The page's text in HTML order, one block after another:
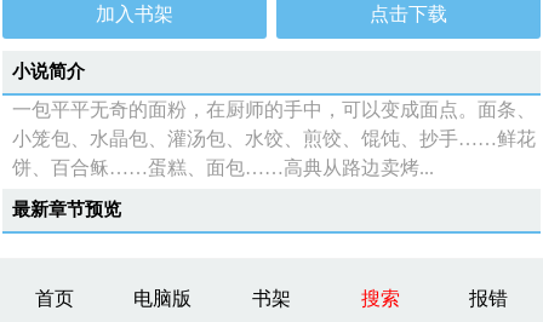
加入书架 点击下载
小说简介
一包平平无奇的面粉，在厨师的手中，可以变成面点。面条、
小笼包、水晶包、灌汤包、水饺、煎饺、馄饨、抄手……鲜花
饼、百合稣……蛋糕、面包……高典从路边卖烤...
最新章节预览
首页 电脑版 书架 搜索 报错